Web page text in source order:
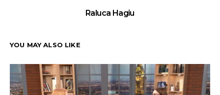
Raluca Hagiu
YOU MAY ALSO LIKE